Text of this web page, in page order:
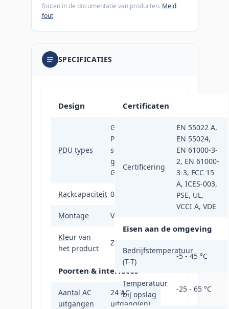
fouten in de documentatie van producten. Meld
fout
SPECIFICATIES
Design
PDU types
Gemeten,
Per
stopcontact
gemeten,
Geschakeld
Rackcapaciteit 0U
Montage Verticaal
Kleur van
het product
Zwart
Poorten & interfaces
Aantal AC
uitgangen
24 AC-
uitgang(en)
Certificaten
Certificering
EN 55022 A,
EN 55024,
EN 61000-3-
2, EN 61000-
3-3, FCC 15
A, ICES-003,
PSE, UL,
VCCI A, VDE
Eisen aan de omgeving
Bedrijfstemperatuur
(T-T)
-5 - 45 °C
Temperatuur
bij opslag
-25 - 65 °C